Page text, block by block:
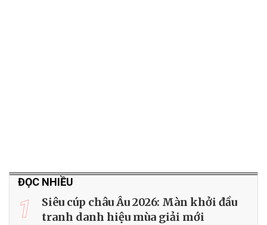
ĐỌC NHIỀU
1
Siêu cúp châu Âu 2026: Màn khởi đầu
tranh danh hiệu mùa giải mới